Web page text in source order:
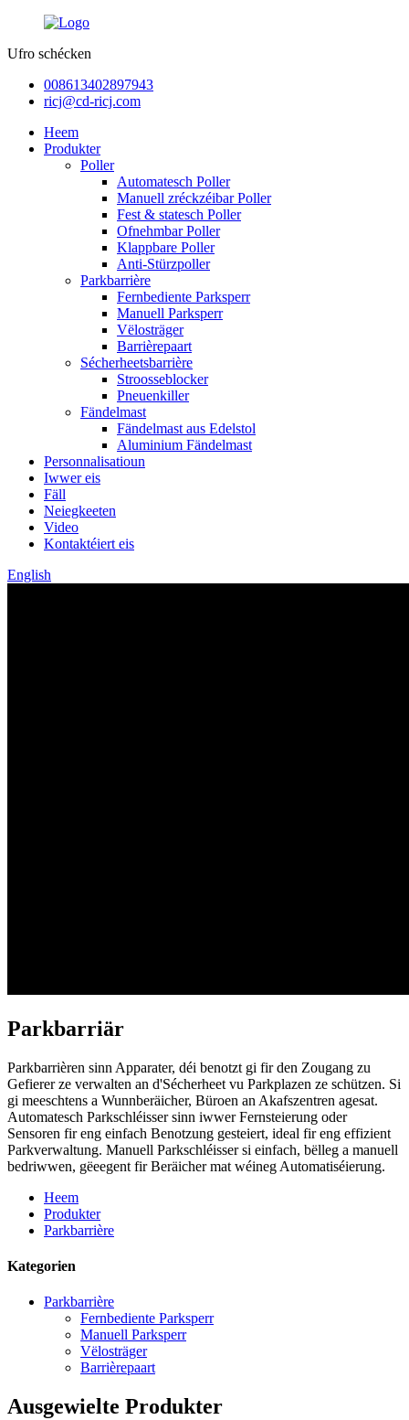
Ufro schécken
008613402897943
ricj@cd-ricj.com
Heem
Produkter
Poller
Automatesch Poller
Manuell zréckzéibar Poller
Fest & statesch Poller
Ofnehmbar Poller
Klappbare Poller
Anti-Stürzpoller
Parkbarrière
Fernbediente Parksperr
Manuell Parksperr
Vëlosträger
Barrièrepaart
Sécherheetsbarrière
Stroosseblocker
Pneuenkiller
Fändelmast
Fändelmast aus Edelstol
Aluminium Fändelmast
Personnalisatioun
Iwwer eis
Fäll
Neiegkeeten
Video
Kontaktéiert eis
English
Parkbarriär
Parkbarrièren sinn Apparater, déi benotzt gi fir den Zougang zu
Gefierer ze verwalten an d'Sécherheet vu Parkplazen ze schützen. Si
gi meeschtens a Wunnberäicher, Büroen an Akafszentren agesat.
Automatesch Parkschléisser sinn iwwer Fernsteierung oder
Sensoren fir eng einfach Benotzung gesteiert, ideal fir eng effizient
Parkverwaltung. Manuell Parkschléisser si einfach, bëlleg a manuell
bedriwwen, gëeegent fir Beräicher mat wéineg Automatiséierung.
Heem
Produkter
Parkbarrière
Kategorien
Parkbarrière
Fernbediente Parksperr
Manuell Parksperr
Vëlosträger
Barrièrepaart
Ausgewielte Produkter